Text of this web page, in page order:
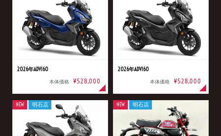
2026年ADV160
本体価格 ¥528,000
2026年ADV160
本体価格 ¥528,000
NEW 明石店 NEW 明石店